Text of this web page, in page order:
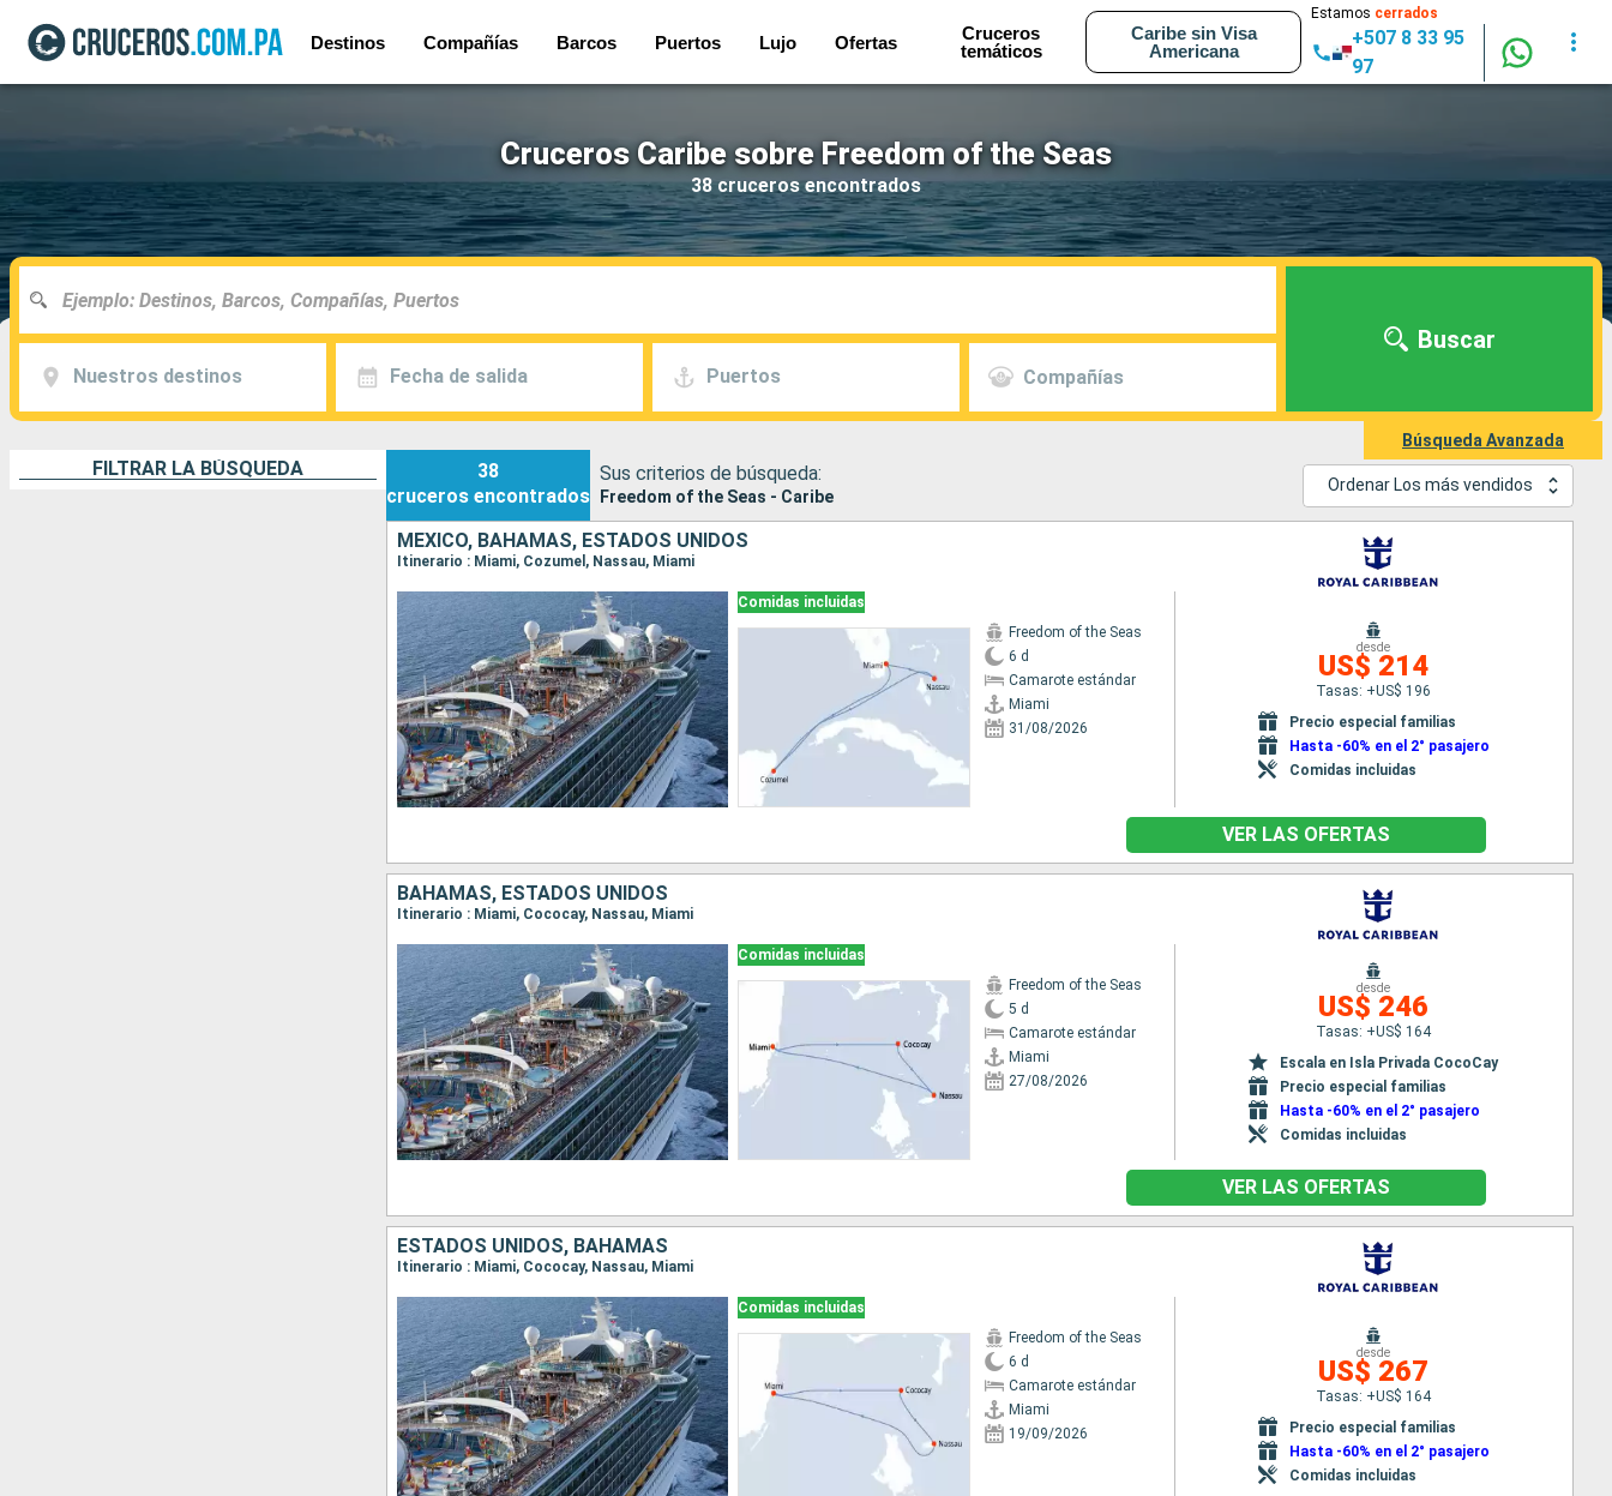
Destinos Compañías Barcos Puertos Lujo Ofertas
Cruceros
temáticos
Caribe sin Visa
Americana
Estamos cerrados
+507 8 33 95
97
Cruceros Caribe sobre Freedom of the Seas
38 cruceros encontrados
Nuestros destinos Fecha de salida Puertos Compañías
Buscar
Búsqueda Avanzada
FILTRAR LA BÚSQUEDA
38
cruceros encontrados
Sus criterios de búsqueda:
Freedom of the Seas - Caribe
Ordenar Los más vendidos
MÉXICO, BAHAMAS, ESTADOS UNIDOS
Itinerario : Miami, Cozumel, Nassau, Miami
Comidas incluidas
Freedom of the Seas
6 d
Camarote estándar
Miami
31/08/2026
desde
US$ 214
Tasas: +US$ 196
Precio especial familias
Hasta -60% en el 2° pasajero
Comidas incluidas
VER LAS OFERTAS
BAHAMAS, ESTADOS UNIDOS
Itinerario : Miami, Cococay, Nassau, Miami
Comidas incluidas
Freedom of the Seas
5 d
Camarote estándar
Miami
27/08/2026
desde
US$ 246
Tasas: +US$ 164
Escala en Isla Privada CocoCay
Precio especial familias
Hasta -60% en el 2° pasajero
Comidas incluidas
VER LAS OFERTAS
ESTADOS UNIDOS, BAHAMAS
Itinerario : Miami, Cococay, Nassau, Miami
Comidas incluidas
Freedom of the Seas
6 d
Camarote estándar
Miami
19/09/2026
desde
US$ 267
Tasas: +US$ 164
Precio especial familias
Hasta -60% en el 2° pasajero
Comidas incluidas